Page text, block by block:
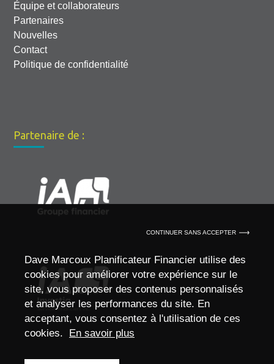
CONTINUER SANS ACCEPTER
Dave Marcoux Planificateur Financier utilise des
cookies pour améliorer votre expérience sur le
site, vous proposer des contenus personnalisés
et analyser les performances du site. En
acceptant, vous consentez à l'utilisation de ces
cookies. En savoir plus
Équipe et collaborateurs
Partenaires
Nouvelles
Contact
Politique de confidentialité
Partenaire de :